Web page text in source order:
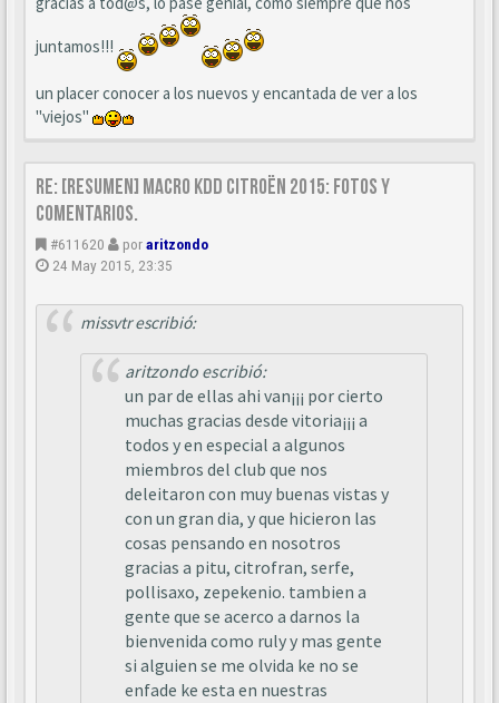
juntamos!!!
un placer conocer a los nuevos y encantada de ver a los
"viejos"
Re: [Resumen] Macro KDD Citroën 2015: Fotos y
comentarios.
#611620 poraritzondo
24 May 2015, 23:35
missvtr escribió:
aritzondo escribió:
un par de ellas ahi van¡¡¡ por cierto
muchas gracias desde vitoria¡¡¡ a
todos y en especial a algunos
miembros del club que nos
deleitaron con muy buenas vistas y
con un gran dia, y que hicieron las
cosas pensando en nosotros
gracias a pitu, citrofran, serfe,
pollisaxo, zepekenio. tambien a
gente que se acerco a darnos la
bienvenida como ruly y mas gente
si alguien se me olvida ke no se
enfade ke esta en nuestras